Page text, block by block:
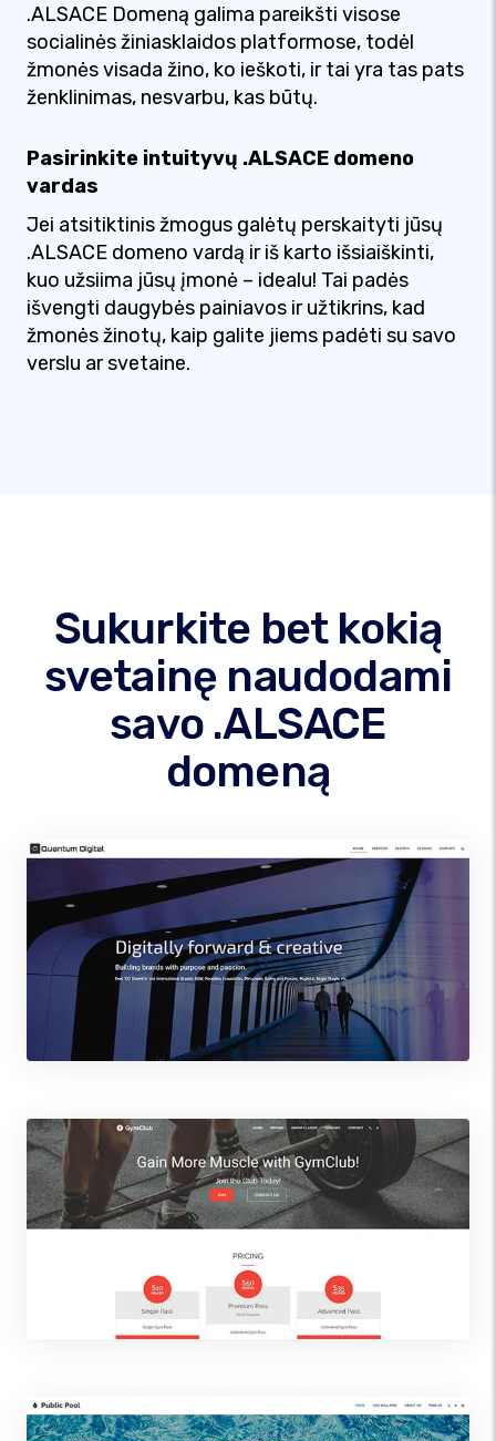
.ALSACE Domeną galima pareikšti visose
socialinės žiniasklaidos platformose, todėl
žmonės visada žino, ko ieškoti, ir tai yra tas pats
ženklinimas, nesvarbu, kas būtų.
Pasirinkite intuityvų .ALSACE domeno
vardas
Jei atsitiktinis žmogus galėtų perskaityti jūsų
.ALSACE domeno vardą ir iš karto išsiaiškinti,
kuo užsiima jūsų įmonė – idealu! Tai padės
išvengti daugybės painiavos ir užtikrins, kad
žmonės žinotų, kaip galite jiems padėti su savo
verslu ar svetaine.
Sukurkite bet kokią
svetainę naudodami
savo .ALSACE
domeną